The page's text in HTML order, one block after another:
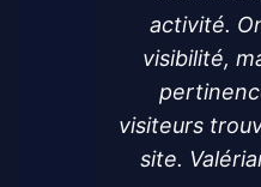
activité.
visibilité,
visiteurs
site.